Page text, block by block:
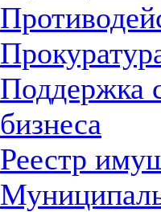
Поддержка
бизнеса
Реестр